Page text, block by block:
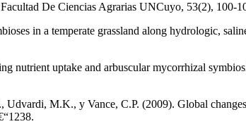
De Ciencias Agrarias UNCuyo, 53(2), 100-
in a temperate grassland along hydrologic,
nutrient uptake and arbuscular mycorrhizal
M.K., y Vance, C.P. (2009). Global